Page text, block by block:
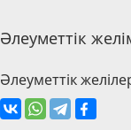
Әлеуметтік
Әлеуметтік